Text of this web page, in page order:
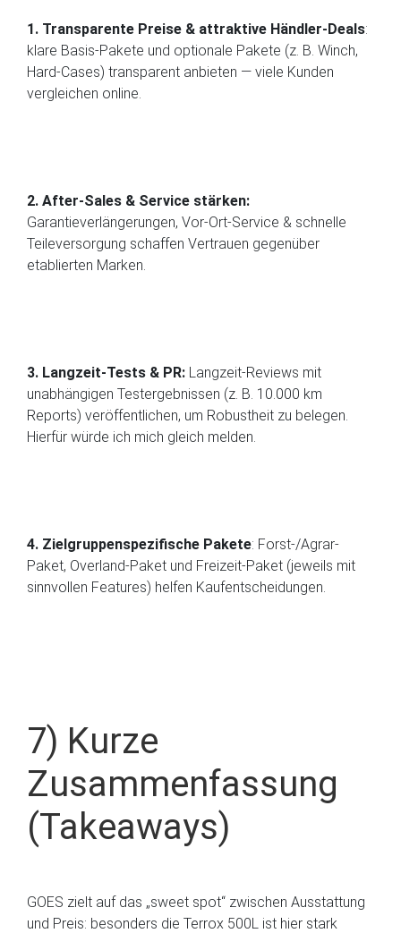
1. Transparente Preise & attraktive Händler-Deals:
klare Basis-Pakete und optionale Pakete (z. B. Winch,
Hard-Cases) transparent anbieten — viele Kunden
vergleichen online.
2. After-Sales & Service stärken:
Garantieverlängerungen, Vor-Ort-Service & schnelle
Teileversorgung schaffen Vertrauen gegenüber
etablierten Marken.
3. Langzeit-Tests & PR: Langzeit-Reviews mit
unabhängigen Testergebnissen (z. B. 10.000 km
Reports) veröffentlichen, um Robustheit zu belegen.
Hierfür würde ich mich gleich melden.
4. Zielgruppenspezifische Pakete: Forst-/Agrar-
Paket, Overland-Paket und Freizeit-Paket (jeweils mit
sinnvollen Features) helfen Kaufentscheidungen.
7) Kurze
Zusammenfassung
(Takeaways)
GOES zielt auf das „sweet spot“ zwischen Ausstattung
und Preis: besonders die Terrox 500L ist hier stark